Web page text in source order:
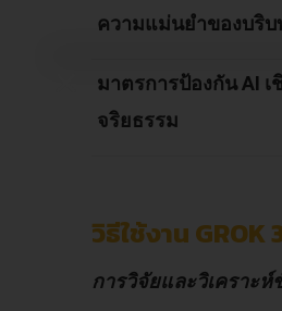
ความแม่นยำของบริบ
มาตรการป้องกัน AI เ
จริยธรรม
วิธีใช้งาน GROK
การวิจัยและวิเคราะห์